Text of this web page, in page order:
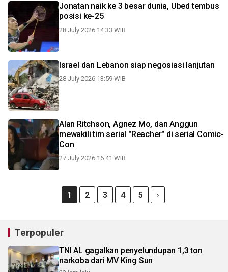
Jonatan naik ke 3 besar dunia, Ubed tembus
posisi ke-25
28 July 2026 14:33 WIB
Israel dan Lebanon siap negosiasi lanjutan
28 July 2026 13:59 WIB
Alan Ritchson, Agnez Mo, dan Anggun
mewakili tim serial "Reacher" di serial Comic-
Con
27 July 2026 16:41 WIB
1 2 3 4 5
Terpopuler
TNI AL gagalkan penyelundupan 1,3 ton
narkoba dari MV King Sun